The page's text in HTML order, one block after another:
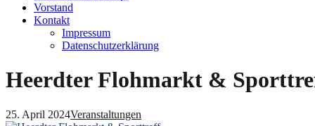
Vorstand
Kontakt
Impressum
Datenschutzerklärung
Heerdter Flohmarkt &
25. April 2024Veranstaltungen